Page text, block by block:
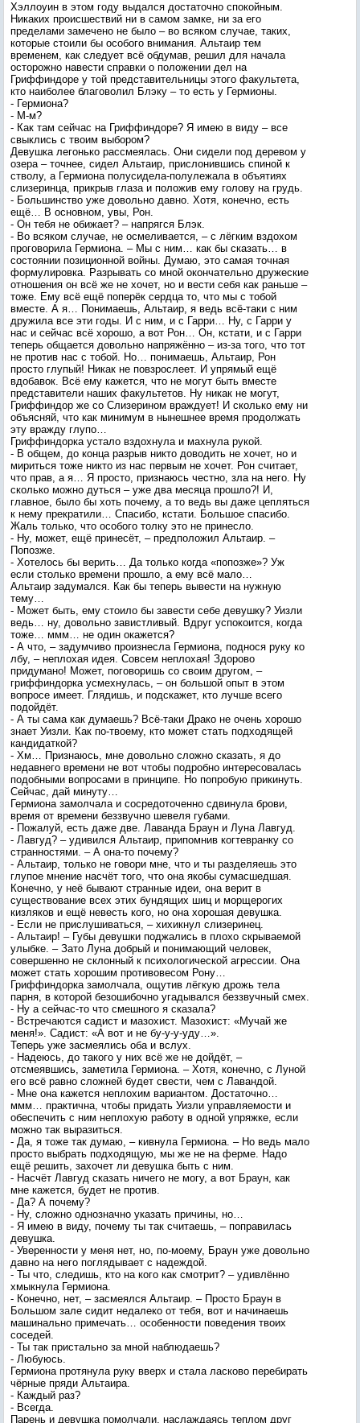
Хэллоуин в этом году выдался достаточно спокойным.
Никаких происшествий ни в самом замке, ни за его
пределами замечено не было – во всяком случае, таких,
которые стоили бы особого внимания. Альтаир тем
временем, как следует всё обдумав, решил для начала
осторожно навести справки о положении дел на
Гриффиндоре у той представительницы этого факультета,
кто наиболее благоволил Блэку – то есть у Гермионы.
- Гермиона?
- М-м?
- Как там сейчас на Гриффиндоре? Я имею в виду – все
свыклись с твоим выбором?
Девушка легонько рассмеялась. Они сидели под деревом у
озера – точнее, сидел Альтаир, прислонившись спиной к
стволу, а Гермиона полусидела-полулежала в объятиях
слизеринца, прикрыв глаза и положив ему голову на грудь.
- Большинство уже довольно давно. Хотя, конечно, есть
ещё… В основном, увы, Рон.
- Он тебя не обижает? – напрягся Блэк.
- Во всяком случае, не осмеливается, – с лёгким вздохом
проговорила Гермиона. – Мы с ним… как бы сказать… в
состоянии позиционной войны. Думаю, это самая точная
формулировка. Разрывать со мной окончательно дружеские
отношения он всё же не хочет, но и вести себя как раньше –
тоже. Ему всё ещё поперёк сердца то, что мы с тобой
вместе. А я… Понимаешь, Альтаир, я ведь всё-таки с ним
дружила все эти годы. И с ним, и с Гарри… Ну, с Гарри у
нас и сейчас всё хорошо, а вот Рон… Он, кстати, и с Гарри
теперь общается довольно напряжённо – из-за того, что тот
не против нас с тобой. Но… понимаешь, Альтаир, Рон
просто глупый! Никак не повзрослеет. И упрямый ещё
вдобавок. Всё ему кажется, что не могут быть вместе
представители наших факультетов. Ну никак не могут,
Гриффиндор же со Слизерином враждует! И сколько ему ни
объясняй, что как минимум в нынешнее время продолжать
эту вражду глупо…
Гриффиндорка устало вздохнула и махнула рукой.
- В общем, до конца разрыв никто доводить не хочет, но и
мириться тоже никто из нас первым не хочет. Рон считает,
что прав, а я… Я просто, признаюсь честно, зла на него. Ну
сколько можно дуться – уже два месяца прошло?! И,
главное, было бы хоть почему, а то ведь вы даже цепляться
к нему прекратили… Спасибо, кстати. Большое спасибо.
Жаль только, что особого толку это не принесло.
- Ну, может, ещё принесёт, – предположил Альтаир. –
Попозже.
- Хотелось бы верить… Да только когда «попозже»? Уж
если столько времени прошло, а ему всё мало…
Альтаир задумался. Как бы теперь вывести на нужную
тему…
- Может быть, ему стоило бы завести себе девушку? Уизли
ведь… ну, довольно завистливый. Вдруг успокоится, когда
тоже… ммм… не один окажется?
- А что, – задумчиво произнесла Гермиона, поднося руку ко
лбу, – неплохая идея. Совсем неплохая! Здорово
придумано! Может, поговоришь со своим другом, –
гриффиндорка усмехнулась, – он большой опыт в этом
вопросе имеет. Глядишь, и подскажет, кто лучше всего
подойдёт.
- А ты сама как думаешь? Всё-таки Драко не очень хорошо
знает Уизли. Как по-твоему, кто может стать подходящей
кандидаткой?
- Хм… Признаюсь, мне довольно сложно сказать, я до
недавнего времени не вот чтобы подробно интересовалась
подобными вопросами в принципе. Но попробую прикинуть.
Сейчас, дай минуту…
Гермиона замолчала и сосредоточенно сдвинула брови,
время от времени беззвучно шевеля губами.
- Пожалуй, есть даже две. Лаванда Браун и Луна Лавгуд.
- Лавгуд? – удивился Альтаир, припомнив когтевранку со
странностями. – А она-то почему?
- Альтаир, только не говори мне, что и ты разделяешь это
глупое мнение насчёт того, что она якобы сумасшедшая.
Конечно, у неё бывают странные идеи, она верит в
существование всех этих бундящих шиц и морщерогих
кизляков и ещё невесть кого, но она хорошая девушка.
- Если не прислушиваться, – хихикнул слизеринец.
- Альтаир! – Губы девушки поджались в плохо скрываемой
улыбке. – Зато Луна добрый и понимающий человек,
совершенно не склонный к психологической агрессии. Она
может стать хорошим противовесом Рону…
Гриффиндорка замолчала, ощутив лёгкую дрожь тела
парня, в которой безошибочно угадывался беззвучный смех.
- Ну а сейчас-то что смешного я сказала?
- Встречаются садист и мазохист. Мазохист: «Мучай же
меня!». Садист: «А вот и не бу-у-у-уду…».
Теперь уже засмеялись оба и вслух.
- Надеюсь, до такого у них всё же не дойдёт, –
отсмеявшись, заметила Гермиона. – Хотя, конечно, с Луной
его всё равно сложней будет свести, чем с Лавандой.
- Мне она кажется неплохим вариантом. Достаточно…
ммм… практична, чтобы придать Уизли управляемости и
обеспечить с ним неплохую работу в одной упряжке, если
можно так выразиться.
- Да, я тоже так думаю, – кивнула Гермиона. – Но ведь мало
просто выбрать подходящую, мы же не на ферме. Надо
ещё решить, захочет ли девушка быть с ним.
- Насчёт Лавгуд сказать ничего не могу, а вот Браун, как
мне кажется, будет не против.
- Да? А почему?
- Ну, сложно однозначно указать причины, но…
- Я имею в виду, почему ты так считаешь, – поправилась
девушка.
- Уверенности у меня нет, но, по-моему, Браун уже довольно
давно на него поглядывает с надеждой.
- Ты что, следишь, кто на кого как смотрит? – удивлённо
хмыкнула Гермиона.
- Конечно, нет, – засмеялся Альтаир. – Просто Браун в
Большом зале сидит недалеко от тебя, вот и начинаешь
машинально примечать… особенности поведения твоих
соседей.
- Ты так пристально за мной наблюдаешь?
- Любуюсь.
Гермиона протянула руку вверх и стала ласково перебирать
чёрные пряди Альтаира.
- Каждый раз?
- Всегда.
Парень и девушка помолчали, наслаждаясь теплом друг